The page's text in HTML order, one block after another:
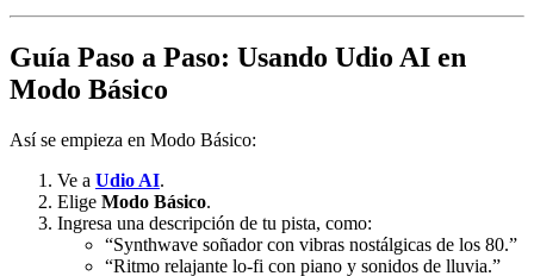
Guía Paso a Paso: Usando Udio AI en
Modo Básico
Así se empieza en Modo Básico:
Ve a Udio AI.
Elige Modo Básico.
Ingresa una descripción de tu pista, como:
“Synthwave soñador con vibras nostálgicas de los 80.”
“Ritmo relajante lo-fi con piano y sonidos de lluvia.”